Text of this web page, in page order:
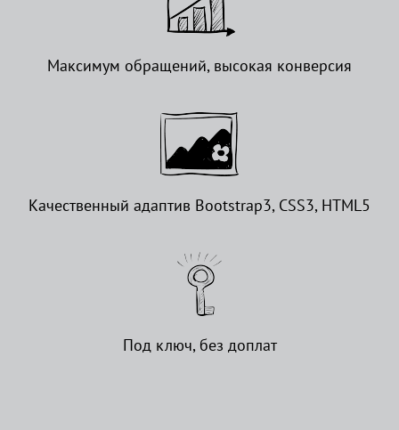
Максимум обращений, высокая конверсия
Качественный адаптив Bootstrap3, CSS3, HTML5
Под ключ, без доплат